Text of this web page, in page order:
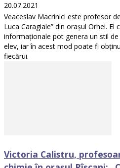
20.07.2021
Veaceslav Macrinici este profesor
Luca Caragiale” din orașul Orhei. El
informaționale pot genera un stil
elev, iar în acest mod poate fi
fiecărui.
Victoria Calistru,